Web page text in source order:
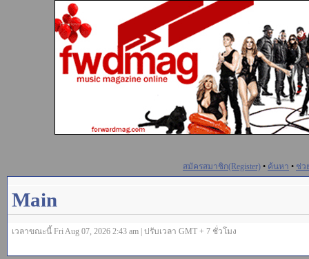
สมัครสมาชิก(Register) • ค้นหา • ช่ว
Main
เวลาขณะนี้ Fri Aug 07, 2026 2:43 am | ปรับเวลา GMT + 7 ชั่วโมง